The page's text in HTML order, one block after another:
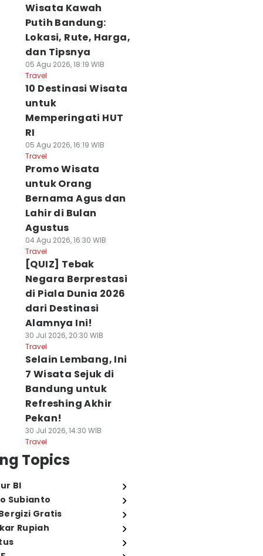
Wisata Kawah
Putih Bandung:
Lokasi, Rute, Harga,
dan Tipsnya
05 Agu 2026, 18:19 WIB
Travel
10 Destinasi Wisata
untuk
Memperingati HUT
RI
05 Agu 2026, 16:19 WIB
Travel
Promo Wisata
untuk Orang
Bernama Agus dan
Lahir di Bulan
Agustus
04 Agu 2026, 16:30 WIB
Travel
[QUIZ] Tebak
Negara Berprestasi
di Piala Dunia 2026
dari Destinasi
Alamnya Ini!
30 Jul 2026, 20:30 WIB
Travel
Selain Lembang, Ini
7 Wisata Sejuk di
Bandung untuk
Refreshing Akhir
Pekan!
30 Jul 2026, 14:30 WIB
Travel
Topics
BI
Subianto
Gratis
Rupiah